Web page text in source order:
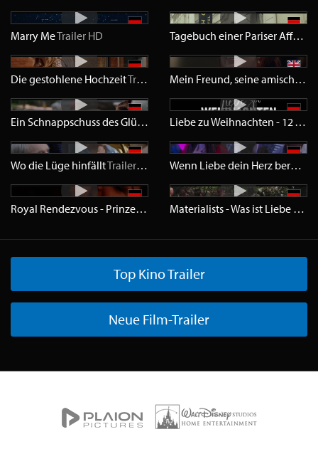
Marry MeTrailer HD Tagebuch einer Pariser Affäre
Die gestohlene HochzeitTrailer HD Mein Freund, seine amische Familie und ich
Ein Schnappschuss des Glücks TrailerHD Liebe zu Weihnachten - 12 Tage um sich zu verlieben
Wo die Lüge hinfälltTrailerHD Wenn Liebe dein Herz berührt
Royal Rendezvous - Prinzessin gesucht TrailerHD Materialists - Was ist Liebe wert
Top Kino Trailer
Neue Film-Trailer